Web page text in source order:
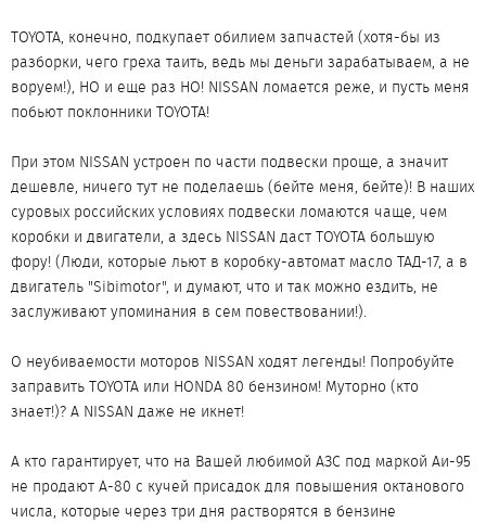
TOYOTA, конечно, подкупает обилием запчастей (хотя-бы из
разборки, чего греха таить, ведь мы деньги зарабатываем, а не
воруем!), НО и еще раз НО! NISSAN ломается реже, и пусть меня
побьют поклонники TOYOTA!
При этом NISSAN устроен по части подвески проще, а значит
дешевле, ничего тут не поделаешь (бейте меня, бейте)! В наших
суровых российских условиях подвески ломаются чаще, чем
коробки и двигатели, а здесь NISSAN даст TOYOTA большую
фору! (Люди, которые льют в коробку-автомат масло ТАД-17, а в
двигатель "Sibimotor", и думают, что и так можно ездить, не
заслуживают упоминания в сем повествовании!).
О неубиваемости моторов NISSAN ходят легенды! Попробуйте
заправить TOYOTA или HONDA 80 бензином! Муторно (кто
знает!)? А NISSAN даже не икнет!
А кто гарантирует, что на Вашей любимой АЗС под маркой Аи-95
не продают А-80 с кучей присадок для повышения октанового
числа, которые через три дня растворятся в бензине